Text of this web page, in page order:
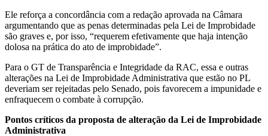
Ele reforça a concordância com a redação aprovada na Câmara
argumentando que as penas determinadas pela Lei de Improbidade
são graves e, por isso, “requerem efetivamente que haja intenção
dolosa na prática do ato de improbidade”.
Para o GT de Transparência e Integridade da RAC, essa e outras
alterações na Lei de Improbidade Administrativa que estão no PL
deveriam ser rejeitadas pelo Senado, pois favorecem a impunidade e
enfraquecem o combate à corrupção.
Pontos críticos da proposta de alteração da Lei de Improbidade
Administrativa